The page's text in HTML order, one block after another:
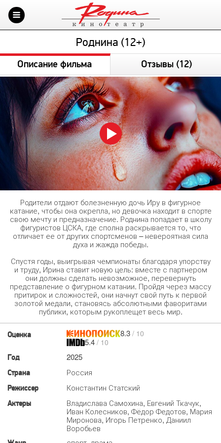
Роднина (12+)
Описание фильма Отзывы (12)
Родители отдают болезненную дочь Иру в фигурное
катание, чтобы она окрепла, но девочка находит в спорте
свою мечту и предназначение. Роднина попадает в школу
фигуристов ЦСКА, где сполна раскрывается то, что
отличает ее от других спортсменов – невероятная сила
духа и жажда победы.
Спустя годы, выигрывая чемпионаты благодаря упорству
и труду, Ирина ставит новую цель: вместе с партнером
они должны сделать невозможное, перевернуть
представление о фигурном катании. Пройдя через массу
притирок и сложностей, они начнут свой путь к первой
золотой медали, становясь абсолютными фаворитами
публики, которым рукоплещет весь мир.
Оценка 8.3 / 10
5.4 / 10
Год 2025
Страна Россия
Режиссер Константин Статский
Актеры
Владислава Самохина, Евгений Ткачук,
Иван Колесников, Фёдор Федотов, Мария
Миронова, Игорь Петренко, Даниил
Воробьев